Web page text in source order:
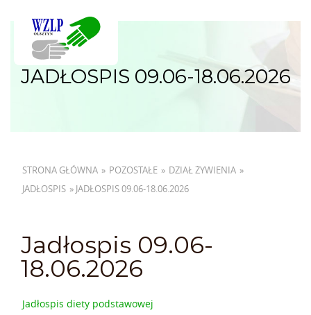
JADŁOSPIS 09.06-18.06.2026
STRONA GŁÓWNA » POZOSTAŁE » DZIAŁ ŻYWIENIA »
JADŁOSPIS » JADŁOSPIS 09.06-18.06.2026
Jadłospis 09.06-
18.06.2026
Jadłospis diety podstawowej